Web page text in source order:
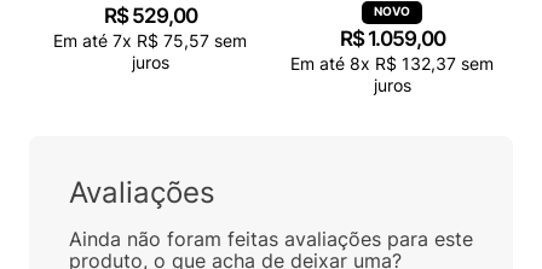
R$ 529,00
Em até 7x R$ 75,57 sem
juros
BLEU RIVIERA
R$ 1.059,00
Em até 8x R$ 132,37 sem
juros
Avaliações
Ainda não foram feitas avaliações para este
produto, o que acha de deixar uma?